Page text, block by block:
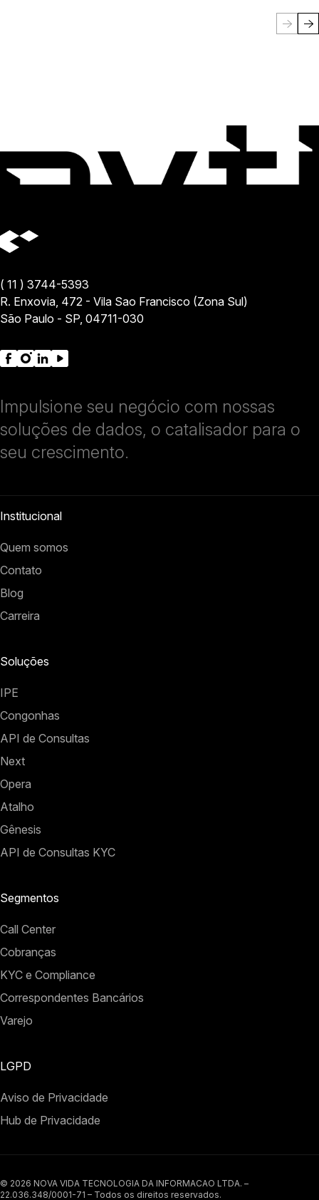
( 11 ) 3744-5393
R. Enxovia, 472 - Vila Sao Francisco (Zona Sul)
São Paulo - SP, 04711-030
Impulsione seu negócio com nossas
soluções de dados, o catalisador para o
seu crescimento.
Institucional
Quem somos
Contato
Blog
Carreira
Soluções
IPE
Congonhas
API de Consultas
Next
Opera
Atalho
Gênesis
API de Consultas KYC
Segmentos
Call Center
Cobranças
KYC e Compliance
Correspondentes Bancários
Varejo
LGPD
Aviso de Privacidade
Hub de Privacidade
© 2026 NOVA VIDA TECNOLOGIA DA INFORMACAO LTDA. –
22.036.348/0001-71 – Todos os direitos reservados.